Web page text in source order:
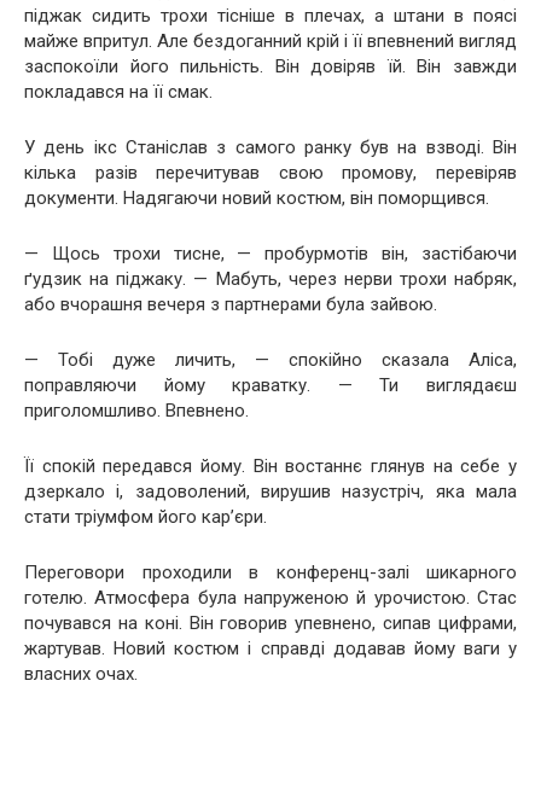
піджак сидить трохи тісніше в плечах, а штани в поясі
майже впритул. Але бездоганний крій і її впевнений вигляд
заспокоїли його пильність. Він довіряв їй. Він завжди
покладався на її смак.
У день ікс Станіслав з самого ранку був на взводі. Він
кілька разів перечитував свою промову, перевіряв
документи. Надягаючи новий костюм, він поморщився.
— Щось трохи тисне, — пробурмотів він, застібаючи
ґудзик на піджаку. — Мабуть, через нерви трохи набряк,
або вчорашня вечеря з партнерами була зайвою.
— Тобі дуже личить, — спокійно сказала Аліса,
поправляючи йому краватку. — Ти виглядаєш
приголомшливо. Впевнено.
Її спокій передався йому. Він востаннє глянув на себе у
дзеркало і, задоволений, вирушив назустріч, яка мала
стати тріумфом його кар’єри.
Переговори проходили в конференц-залі шикарного
готелю. Атмосфера була напруженою й урочистою. Стас
почувався на коні. Він говорив упевнено, сипав цифрами,
жартував. Новий костюм і справді додавав йому ваги у
власних очах.